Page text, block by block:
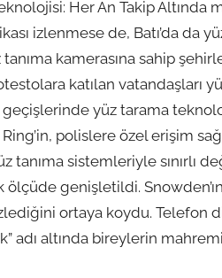
Her An Takip Altında
izlenmese de, Batı’da da
kamerasına sahip
katılan vatandaşları
geçişlerinde yüz tarama
polislere özel erişim
sistemleriyle sınırlı
genişletildi. Snowden’ın
ortaya koydu.
adı altında bireylerin